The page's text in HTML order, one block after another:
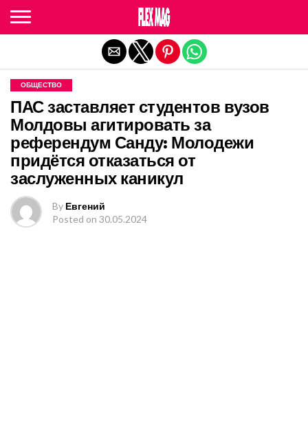
ОБЩЕСТВО
ПАС заставляет студентов вузов
Молдовы агитировать за
референдум Санду: Молодежи
придётся отказаться от
заслуженных каникул
By Евгений
Posted on 30.05.2024
Exit mobile version